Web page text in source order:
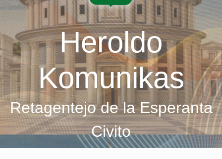
Heroldo
Komunikas
Retagentejo de la Esperanta
Civito